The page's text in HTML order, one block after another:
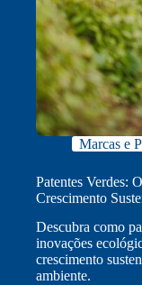
Marcas e
Patentes Verdes:
Crescimento
Descubra como
inovações
crescimento
ambiente.